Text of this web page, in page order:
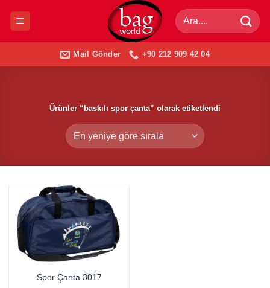
Ara:
Mail Gönder +90 212 909 42 04
Ürünler “baskılı spor çanta” olarak etiketlendi
Spor Çanta 3017